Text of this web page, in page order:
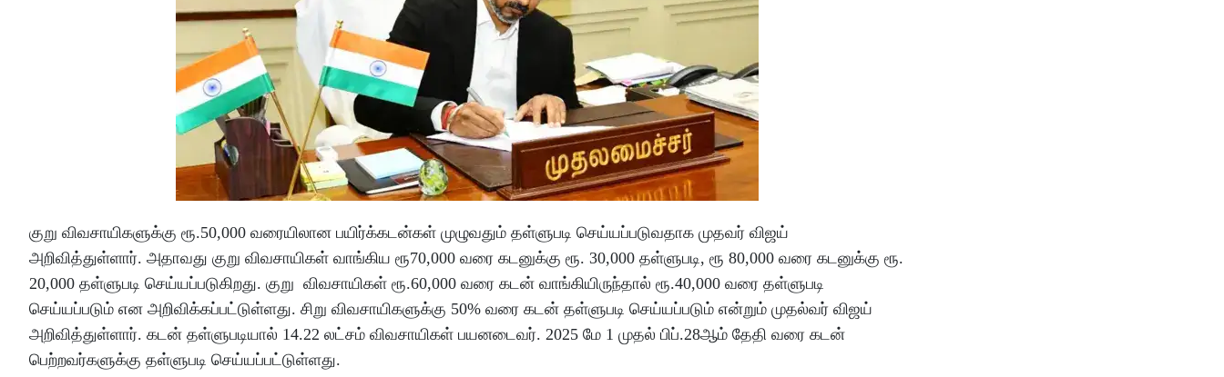
குறு விவசாயிகளுக்கு ரூ.50,000 வரையிலான பயிர்க்கடன்கள் முழுவதும் தள்ளுபடி செய்யப்படுவதாக முதவர் விஜய்
அறிவித்துள்ளார். அதாவது குறு விவசாயிகள் வாங்கிய ரூ70,000 வரை கடனுக்கு ரூ. 30,000 தள்ளுபடி, ரூ 80,000 வரை கடனுக்கு ரூ.
20,000 தள்ளுபடி செய்யப்படுகிறது. குறு விவசாயிகள் ரூ.60,000 வரை கடன் வாங்கியிருந்தால் ரூ.40,000 வரை தள்ளுபடி
செய்யப்படும் என அறிவிக்கப்பட்டுள்ளது. சிறு விவசாயிகளுக்கு 50% வரை கடன் தள்ளுபடி செய்யப்படும் என்றும் முதல்வர் விஜய்
அறிவித்துள்ளார். கடன் தள்ளுபடியால் 14.22 லட்சம் விவசாயிகள் பயனடைவர். 2025 மே 1 முதல் பிப்.28ஆம் தேதி வரை கடன்
பெற்றவர்களுக்கு தள்ளுபடி செய்யப்பட்டுள்ளது.